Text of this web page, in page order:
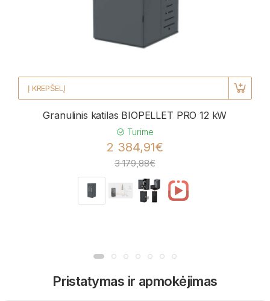
Į KREPŠELĮ
Granulinis katilas BIOPELLET PRO 12 kW
Turime
2 384,91€
3 179,88€
Pristatymas ir apmokėjimas